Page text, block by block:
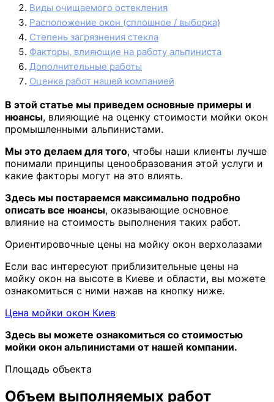
Виды очищаемого остекления
Расположение окон (сплошное / выборка)
Степень загрязнения стекла
Факторы, влияющие на работу альпиниста
Дополнительные работы
Оценка работ нашей компанией
В этой статье мы приведем основные примеры и
нюансы, влияющие на оценку стоимости мойки окон
промышленными альпинистами.
Мы это делаем для того, чтобы наши клиенты лучше
понимали принципы ценообразования этой услуги и
какие факторы могут на это влиять.
Здесь мы постараемся максимально подробно
описать все нюансы, оказывающие основное
влияние на стоимость выполнения таких работ.
Ориентировочные цены на мойку окон верхолазами
Если вас интересуют приблизительные цены на
мойку окон на высоте в Киеве и области, вы можете
ознакомиться с ними нажав на кнопку ниже.
Цена мойки окон Киев
Здесь вы можете ознакомиться со стоимостью
мойки окон альпинистами от нашей компании.
Площадь объекта
Объем выполняемых работ